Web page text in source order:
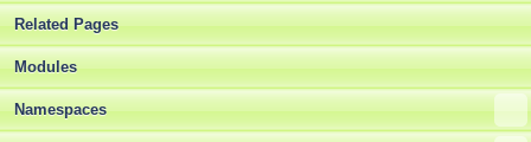
Related Pages
Modules
Namespaces